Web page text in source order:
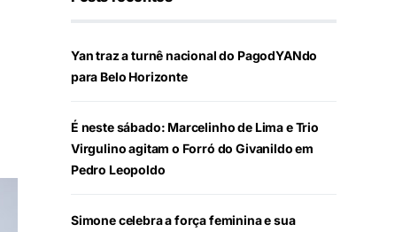
Yan traz a turnê nacional do PagodYANdo
para Belo Horizonte
É neste sábado: Marcelinho de Lima e Trio
Virgulino agitam o Forró do Givanildo em
Pedro Leopoldo
Simone celebra a força feminina e sua